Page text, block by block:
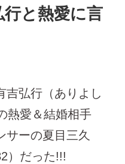
行と熱愛に言
吉弘行（ありよし
熱愛＆結婚相手
サーの夏目三久
）だった!!!